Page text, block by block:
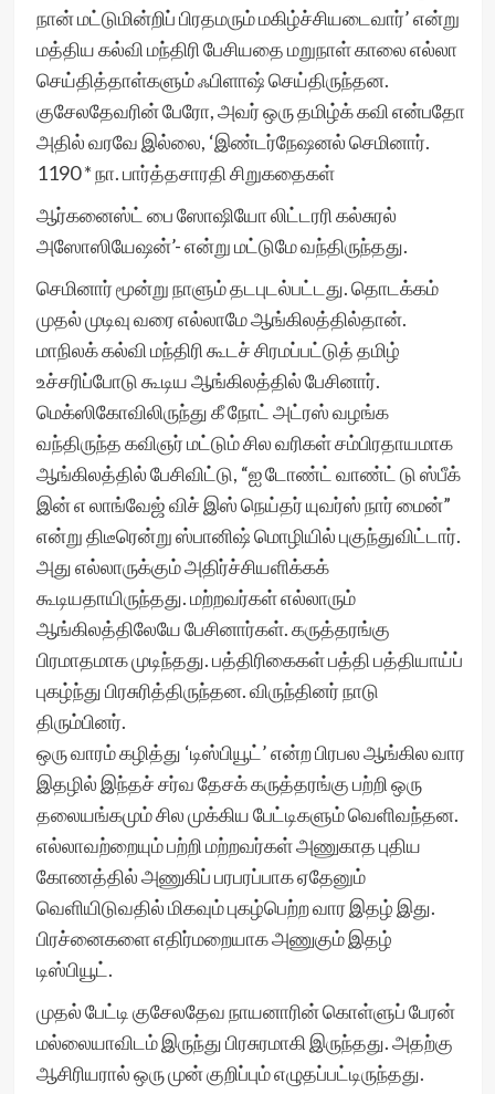
நான் மட்டுமின்றிப் பிரதமரும் மகிழ்ச்சியடைவார்’ என்று
மத்திய கல்வி மந்திரி பேசியதை மறுநாள் காலை எல்லா
செய்தித்தாள்களும் ஃபிளாஷ் செய்திருந்தன.
குசேலதேவரின் பேரோ, அவர் ஒரு தமிழ்க் கவி என்பதோ
அதில் வரவே இல்லை, ‘இண்டர்நேஷனல் செமினார்.
1190 * நா. பார்த்தசாரதி சிறுகதைகள்
ஆர்கனைஸ்ட் பை ஸோஷியோ லிட்டரரி கல்சுரல்
அஸோஸியேஷன்’- என்று மட்டுமே வந்திருந்தது.
செமினார் மூன்று நாளும் தடபுடல்பட்டது. தொடக்கம்
முதல் முடிவு வரை எல்லாமே ஆங்கிலத்தில்தான்.
மாநிலக் கல்வி மந்திரி கூடச் சிரமப்பட்டுத் தமிழ்
உச்சரிப்போடு கூடிய ஆங்கிலத்தில் பேசினார்.
மெக்ஸிகோவிலிருந்து கீ நோட் அட்ரஸ் வழங்க
வந்திருந்த கவிஞர் மட்டும் சில வரிகள் சம்பிரதாயமாக
ஆங்கிலத்தில் பேசிவிட்டு, “ஐ டோண்ட் வாண்ட் டு ஸ்பீக்
இன் எ லாங்வேஜ் விச் இஸ் நெய்தர் யுவர்ஸ் நார் மைன்”
என்று திடீரென்று ஸ்பானிஷ் மொழியில் புகுந்துவிட்டார்.
அது எல்லாருக்கும் அதிர்ச்சியளிக்கக்
கூடியதாயிருந்தது. மற்றவர்கள் எல்லாரும்
ஆங்கிலத்திலேயே பேசினார்கள். கருத்தரங்கு
பிரமாதமாக முடிந்தது. பத்திரிகைகள் பத்தி பத்தியாய்ப்
புகழ்ந்து பிரசுரித்திருந்தன. விருந்தினர் நாடு
திரும்பினர்.
ஒரு வாரம் கழித்து ‘டிஸ்பியூட்’ என்ற பிரபல ஆங்கில வார
இதழில் இந்தச் சர்வ தேசக் கருத்தரங்கு பற்றி ஒரு
தலையங்கமும் சில முக்கிய பேட்டிகளும் வெளிவந்தன.
எல்லாவற்றையும் பற்றி மற்றவர்கள் அணுகாத புதிய
கோணத்தில் அணுகிப் பரபரப்பாக ஏதேனும்
வெளியிடுவதில் மிகவும் புகழ்பெற்ற வார இதழ் இது.
பிரச்னைகளை எதிர்மறையாக அணுகும் இதழ்
டிஸ்பியூட்.
முதல் பேட்டி குசேலதேவ நாயனாரின் கொள்ளுப் பேரன்
மல்லையாவிடம் இருந்து பிரசுரமாகி இருந்தது. அதற்கு
ஆசிரியரால் ஒரு முன் குறிப்பும் எழுதப்பட்டிருந்தது.